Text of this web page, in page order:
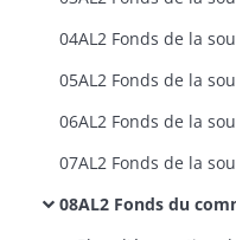
04AL2 Fonds de la
05AL2 Fonds de la
06AL2 Fonds de la
07AL2 Fonds de la
08AL2 Fonds du commissariat